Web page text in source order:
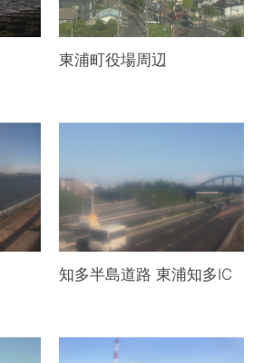
東浦町役場周辺
知多半島道路 東浦知多IC